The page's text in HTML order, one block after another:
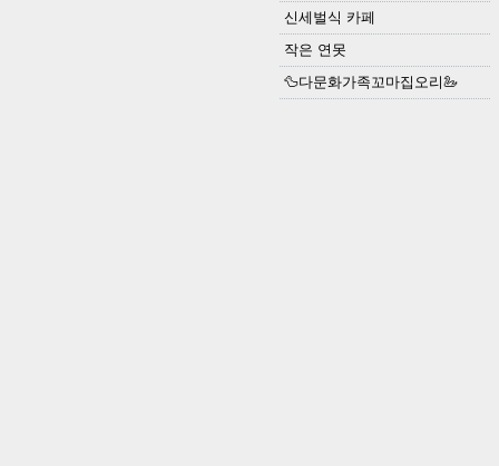
신세벌식 카페
작은 연못
🦆다문화가족꼬마집오리🦢